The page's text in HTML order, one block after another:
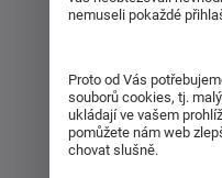
nemuseli pokaždé
Proto od Vás
souborů cookies, tj.
ukládají ve vašem
pomůžete nám web
chovat slušně.